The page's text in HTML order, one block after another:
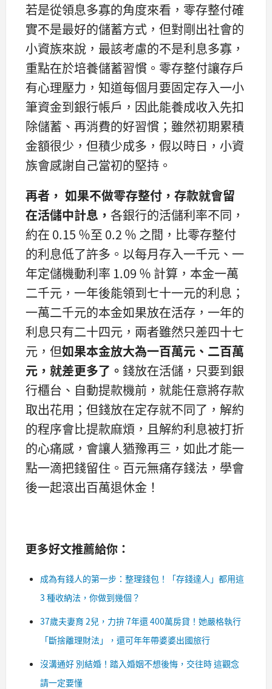
若是從領息多寡的角度來看，零存整付確
實不是最好的儲蓄方式，但對剛出社會的
小資族來說，最該考慮的不是利息多寡，
重點在於培養儲蓄習慣。零存整付讓存戶
有心理壓力，知道每個月要固定存入一小
筆資金到銀行帳戶，因此能養成收入先扣
除儲蓄、再消費的好習慣；雖然初期累積
金額很少，但積少成多，假以時日，小資
族會感謝自己當初的堅持。
再者， 如果不做零存整付， 存款就會留
在活儲中計息， 各銀行的活儲利率不同，
約在 0.15 ％至 0.2 ％ 之間，比零存整付
的利息低了許多。以每月存入一千元、一
年定儲機動利率 1.09 ％ 計算，本金一萬
二千元，一年後能領到七十一元的利息；
一萬二千元的本金如果放在活存，一年的
利息只有二十四元，兩者雖然只差四十七
元，但如果本金放大為一百萬元、二百萬
元，就差更多了。 錢放在活儲，只要到銀
行櫃台、自動提款機前，就能任意將存款
取出花用；但錢放在定存就不同了，解約
的程序會比提款麻煩，且解約利息被打折
的心痛感，會讓人猶豫再三，如此才能一
點一滴把錢留住。百元無痛存錢法，學會
後一起滾出百萬退休金！
更多好文推薦給你：
成為有錢人的第一步：整理錢包！「存錢達人」都用這
3 種收納法，你做到幾個？
37歲夫妻育 2兒，力拚 7年還 400萬房貸！她嚴格執行
「斷捨離理財法」，還可年年帶婆婆出國旅行
沒溝通好 別結婚！踏入婚姻不想後悔，交往時 這觀念
請一定要懂